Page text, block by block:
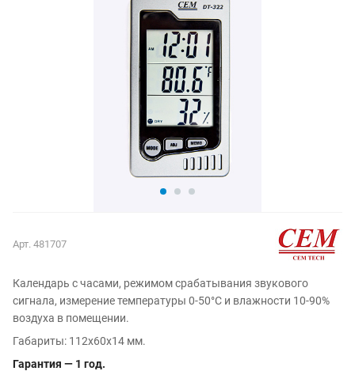
Арт. 481707
Календарь с часами, режимом срабатывания звукового
сигнала, измерение температуры 0-50°С и влажности 10-90%
воздуха в помещении.
Габариты: 112х60х14 мм.
Гарантия — 1 год.